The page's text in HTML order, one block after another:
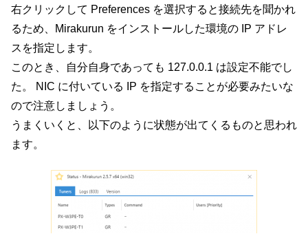
右クリックして Preferences を選択すると接続先を聞かれ
るため、Mirakurun をインストールした環境の IP アドレ
スを指定します。
このとき、自分自身であっても 127.0.0.1 は設定不能でし
た。 NIC に付いている IP を指定することが必要みたいな
ので注意しましょう。
うまくいくと、以下のように状態が出てくるものと思われ
ます。